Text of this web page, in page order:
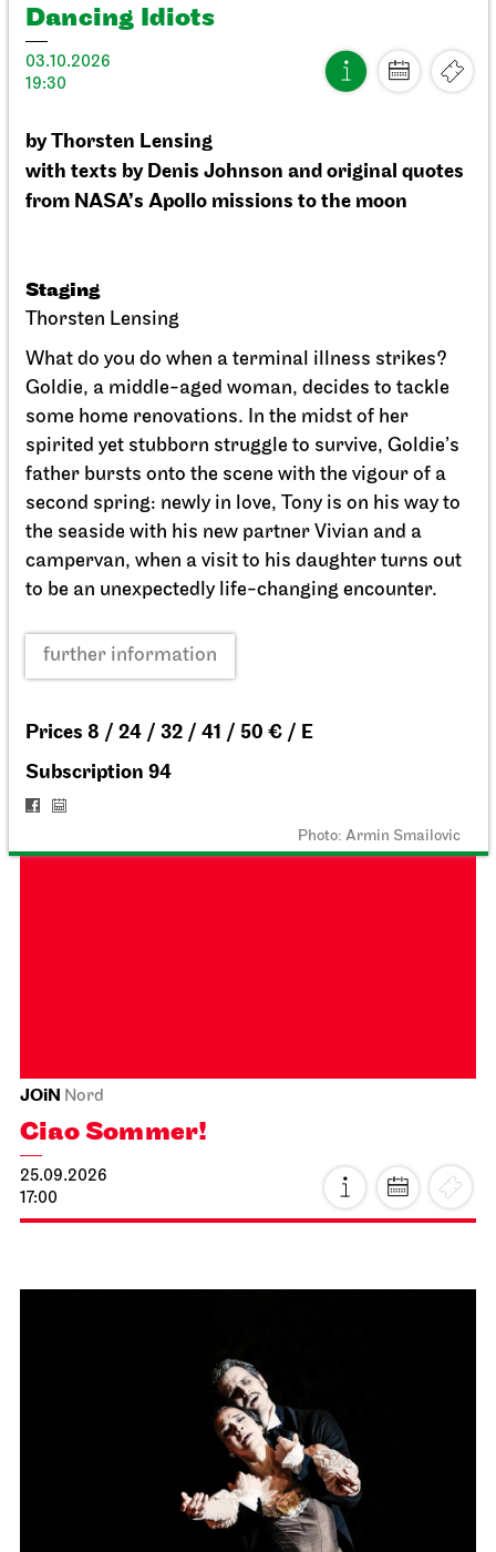
Dancing Idiots
03.10.2026
19:30
by Thorsten Lensing
with texts by Denis Johnson and original quotes
from NASA’s Apollo missions to the moon
Staging
Thorsten Lensing
What do you do when a terminal illness strikes?
Goldie, a middle-aged woman, decides to tackle
some home renovations. In the midst of her
spirited yet stubborn struggle to survive, Goldie’s
father bursts onto the scene with the vigour of a
second spring: newly in love, Tony is on his way to
the seaside with his new partner Vivian and a
campervan, when a visit to his daughter turns out
to be an unexpectedly life-changing encounter.
further information
Prices 8 / 24 / 32 / 41 / 50 € / E
Subscription 94
Photo: Armin Smailovic
Eine Reise durchs Opernhaus
20.09.2026
18:00
Schauspiel StuttgartSchauspielhaus
26/27 Repertoire Analysis
JOiN Nord
Ciao Sommer!
25.09.2026
17:00